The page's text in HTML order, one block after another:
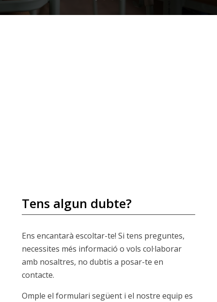
Tens algun dubte?
Ens encantarà escoltar-te! Si tens preguntes,
necessites més informació o vols col·laborar
amb nosaltres, no dubtis a posar-te en
contacte.
Omple el formulari següent i el nostre equip es